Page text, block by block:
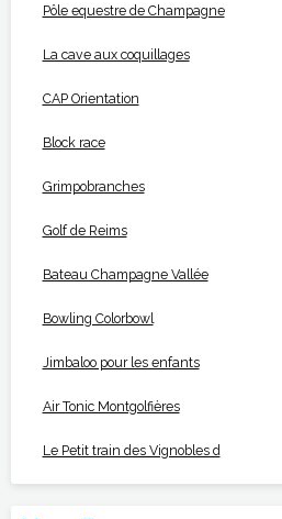
Pôle equestre de Champagne
La cave aux coquillages
CAP Orientation
Block race
Grimpobranches
Golf de Reims
Bateau Champagne Vallée
Bowling Colorbowl
Jimbaloo pour les enfants
Air Tonic Montgolfières
Le Petit train des Vignobles d